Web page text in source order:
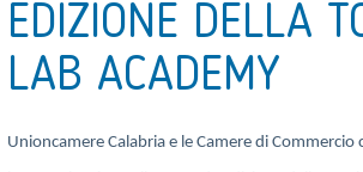
EDIZIONE DELLA
LAB ACADEMY
Unioncamere Calabria e le Camere di Commercio